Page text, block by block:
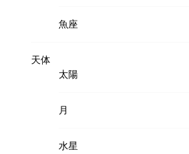
魚座
天体
太陽
月
水星